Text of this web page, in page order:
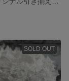
SOLD OUT